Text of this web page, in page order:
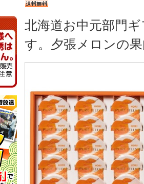
北海道お中元部門
す。夕張メロンの